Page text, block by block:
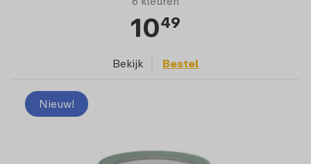
1049
Bekijk Bestel
Nieuw!